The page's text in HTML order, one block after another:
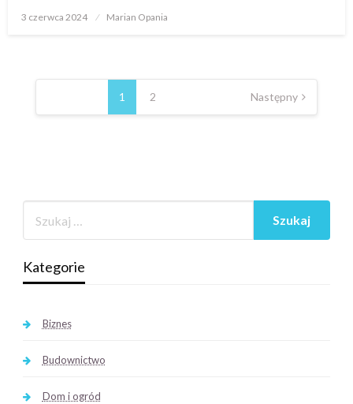
Opublikowane
3 czerwca 2024 Marian Opania
Nawigacja
wpisach
1 2 Następny
Kategorie
Biznes
Budownictwo
Dom i ogród